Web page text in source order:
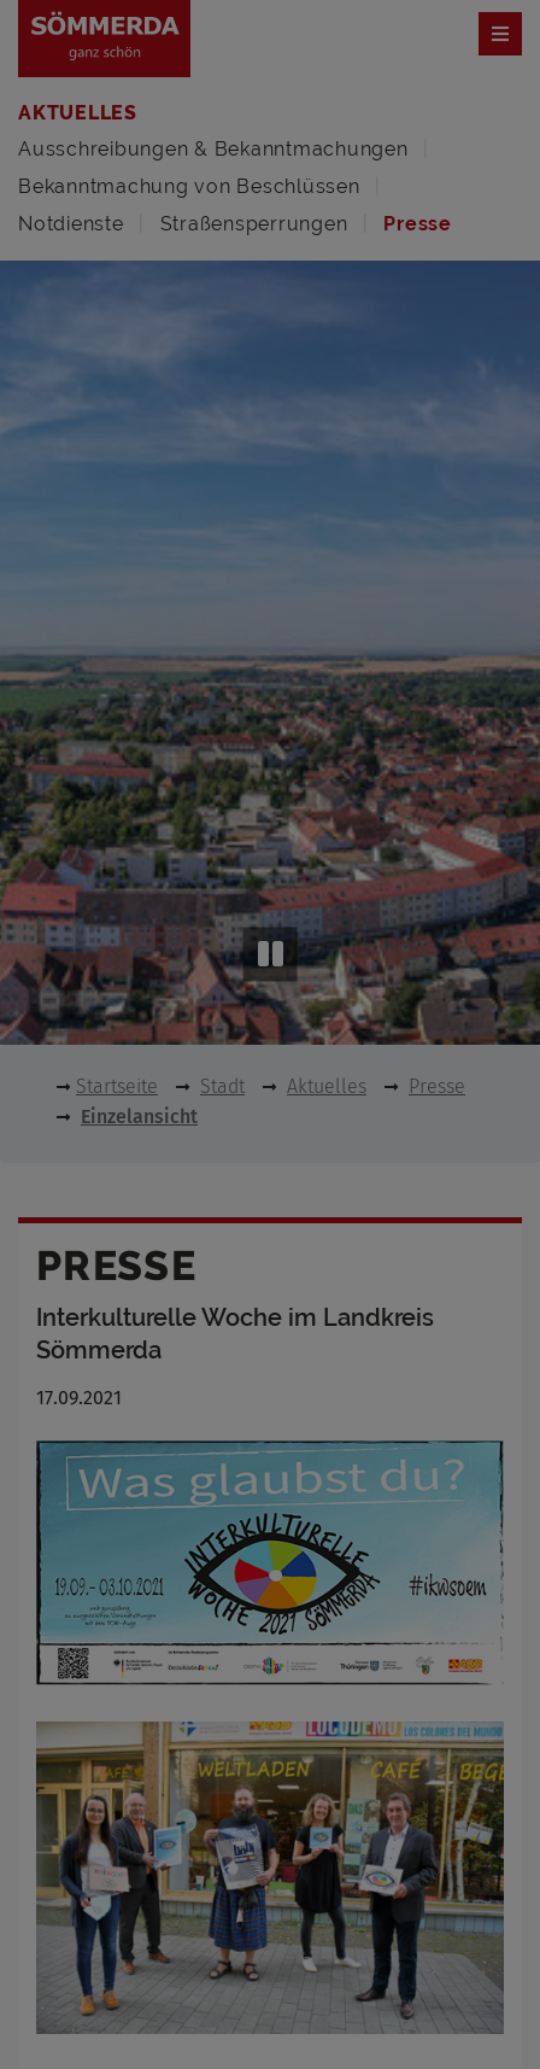
AKTUELLES
Ausschreibungen & Bekanntmachungen
Bekanntmachung von Beschlüssen
Notdienste
Straßensperrungen Presse
Startseite Stadt Aktuelles
Presse
Einzelansicht
PRESSE
Interkulturelle Woche im Landkreis
Sömmerda
17.09.2021